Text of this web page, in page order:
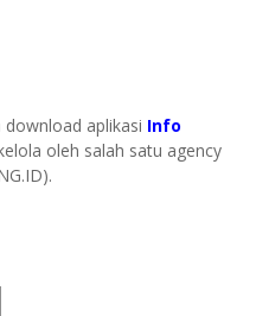
download aplikasi Info
oleh salah satu agency